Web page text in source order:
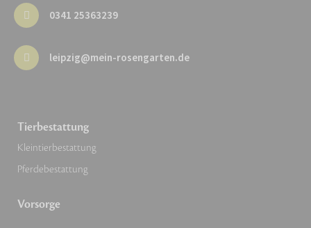
0341 25363239
leipzig@mein-rosengarten.de
Tierbestattung
Kleintierbestattung
Pferdebestattung
Vorsorge